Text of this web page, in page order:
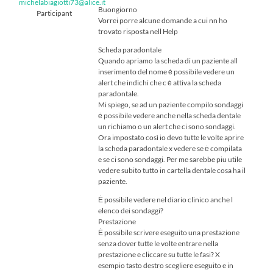
michelabiagiotti73@alice.it
Participant
Buongiorno
Vorrei porre alcune domande a cui nn ho
trovato risposta nell Help
Scheda paradontale
Quando apriamo la scheda di un paziente all
inserimento del nome ė possibile vedere un
alert che indichi che c ė attiva la scheda
paradontale.
Mi spiego, se ad un paziente compilo sondaggi
ė possibile vedere anche nella scheda dentale
un richiamo o un alert che ci sono sondaggi.
Ora impostato così io devo tutte le volte aprire
la scheda paradontale x vedere se ė compilata
e se ci sono sondaggi. Per me sarebbe piu utile
vedere subito tutto in cartella dentale cosa ha il
paziente.
Ė possibile vedere nel diario clinico anche l
elenco dei sondaggi?
Prestazione
Ė possibile scrivere eseguito una prestazione
senza dover tutte le volte entrare nella
prestazione e cliccare su tutte le fasi? X
esempio tasto destro scegliere eseguito e in